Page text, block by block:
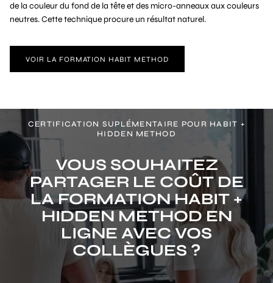
de la couleur du fond de la tête et des micro-anneaux aux couleurs
neutres. Cette technique procure un résultat naturel.
VOIR LA FORMATION HABIT METHOD
CERTIFICATION SUPLÉMENTAIRE POUR HABIT +
HIDDEN METHOD
VOUS SOUHAITEZ
PARTAGER LE COÛT DE
LA FORMATION HABIT +
HIDDEN METHOD EN
LIGNE AVEC VOS
COLLÈGUES ?